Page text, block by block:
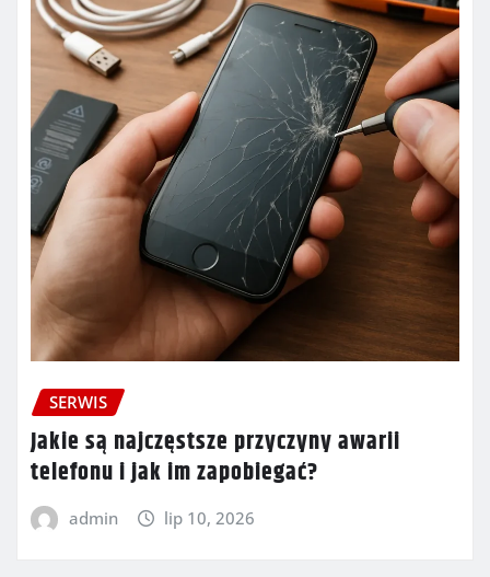
SERWIS
Jakie są najczęstsze przyczyny awarii
telefonu i jak im zapobiegać?
admin lip 10, 2026